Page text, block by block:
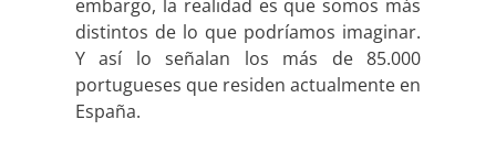
embargo, la realidad es que somos más
distintos de lo que podríamos imaginar.
Y así lo señalan los más de 85.000
portugueses que residen actualmente en
España.